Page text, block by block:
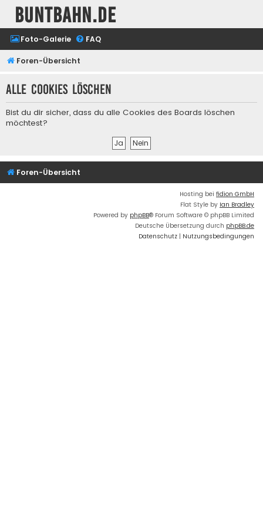
buntbahn.de
Foto-Galerie FAQ
Foren-Übersicht
Alle Cookies löschen
Bist du dir sicher, dass du alle Cookies des Boards löschen
möchtest?
Foren-Übersicht
Hosting bei fidion GmbH
Flat Style by Ian Bradley
Powered by phpBB® Forum Software © phpBB Limited
Deutsche Übersetzung durch phpBB.de
Datenschutz | Nutzungsbedingungen